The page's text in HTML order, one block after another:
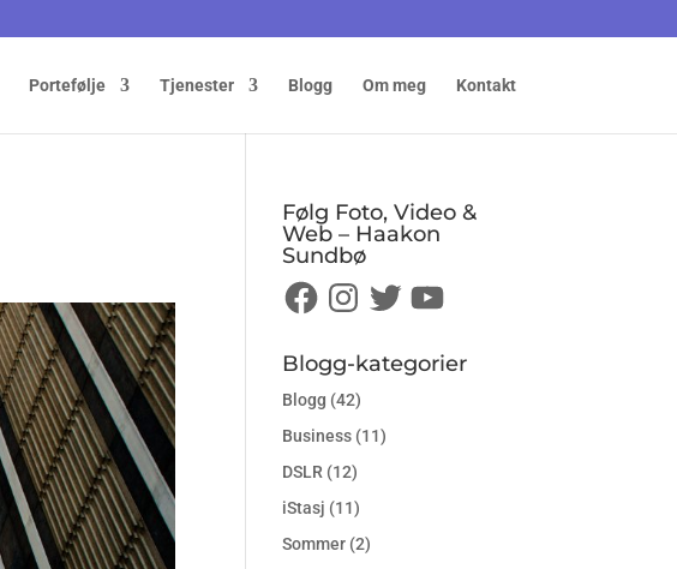
Portefølje Tjenester Blogg Om meg Kontakt
Følg Foto, Video &
Web – Haakon
Sundbø
FacebookInstagram
TwitterYouTube
Blogg-kategorier
Blogg (42)
Business (11)
DSLR (12)
iStasj (11)
Sommer (2)